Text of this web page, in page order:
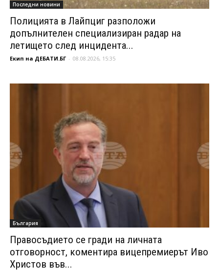
Последни новини
Полицията в Лайпциг разположи
допълнителен специализиран радар на
летището след инцидента...
Екип на ДЕБАТИ.БГ - 08.08.2026, 15:35
България
Правосъдието се гради на личната
отговорност, коментира вицепремиерът Иво
Христов във...